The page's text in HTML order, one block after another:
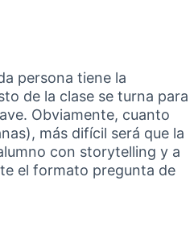
persona tiene la
de la clase se turna para
Obviamente, cuanto
más difícil será que la
con storytelling y a
el formato pregunta de